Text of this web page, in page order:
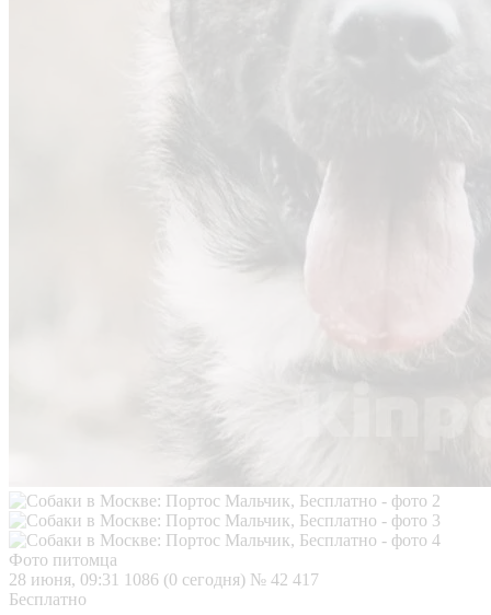
Фото питомца
28 июня, 09:31 1086 (0 сегодня) № 42 417
Бесплатно